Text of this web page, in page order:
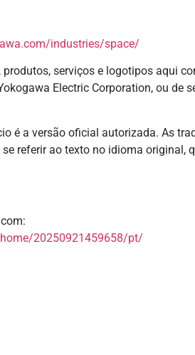
industries/space/
produtos, serviços e logotipos aqui
Electric Corporation, ou de
é a versão oficial autorizada. As
referir ao texto no idioma original,
20250921459658/pt/